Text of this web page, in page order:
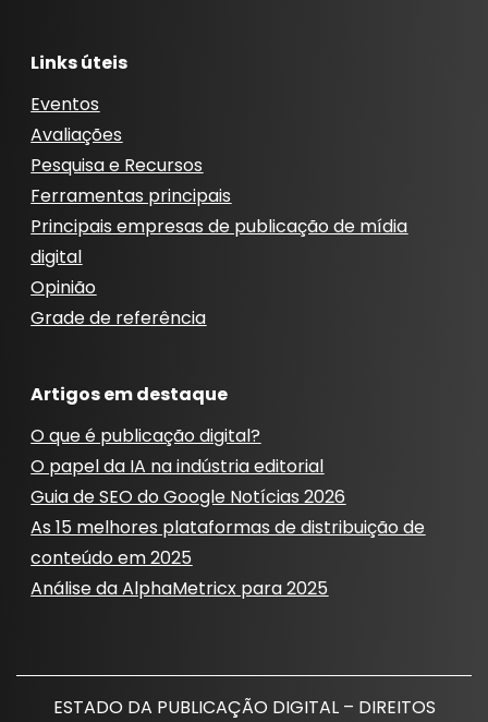
Links úteis
Eventos
Avaliações
Pesquisa e Recursos
Ferramentas principais
Principais empresas de publicação de mídia
digital
Opinião
Grade de referência
Artigos em destaque
O que é publicação digital?
O papel da IA ​​na indústria editorial
Guia de SEO do Google Notícias 2026
As 15 melhores plataformas de distribuição de
conteúdo em 2025
Análise da AlphaMetricx para 2025
ESTADO DA PUBLICAÇÃO DIGITAL – DIREITOS